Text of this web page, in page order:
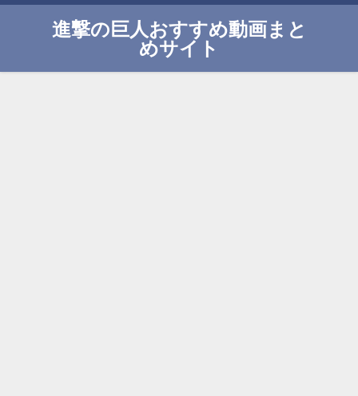
進撃の巨人おすすめ動画まと
めサイト